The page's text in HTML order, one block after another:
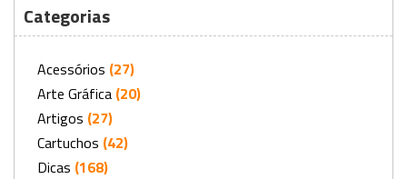
Categorias
Acessórios (27)
Arte Gráfica (20)
Artigos (27)
Cartuchos (42)
Dicas (168)